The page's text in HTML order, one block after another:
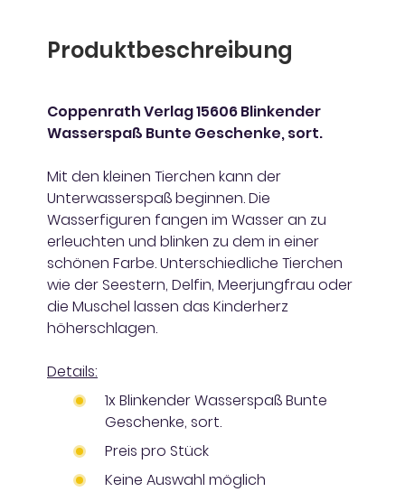
Produktbeschreibung
Coppenrath Verlag 15606 Blinkender
Wasserspaß Bunte Geschenke, sort.
Mit den kleinen Tierchen kann der
Unterwasserspaß beginnen. Die
Wasserfiguren fangen im Wasser an zu
erleuchten und blinken zu dem in einer
schönen Farbe. Unterschiedliche Tierchen
wie der Seestern, Delfin, Meerjungfrau oder
die Muschel lassen das Kinderherz
höherschlagen.
Details:
1x Blinkender Wasserspaß Bunte
Geschenke, sort.
Preis pro Stück
Keine Auswahl möglich